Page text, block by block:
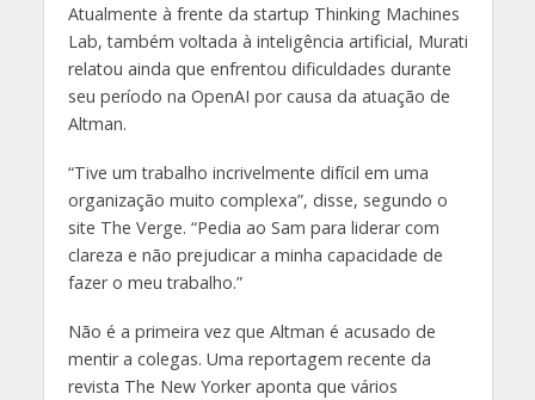
Atualmente à frente da startup Thinking Machines
Lab, também voltada à inteligência artificial, Murati
relatou ainda que enfrentou dificuldades durante
seu período na OpenAI por causa da atuação de
Altman.
“Tive um trabalho incrivelmente difícil em uma
organização muito complexa”, disse, segundo o
site The Verge. “Pedia ao Sam para liderar com
clareza e não prejudicar a minha capacidade de
fazer o meu trabalho.”
Não é a primeira vez que Altman é acusado de
mentir a colegas. Uma reportagem recente da
revista The New Yorker aponta que vários